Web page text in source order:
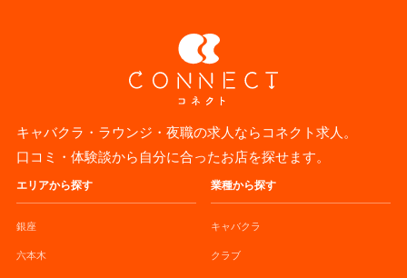
キャバクラ・ラウンジ・夜職の求人ならコネクト求人。
口コミ・体験談から自分に合ったお店を探せます。
エリアから探す
銀座
六本木
業種から探す
キャバクラ
クラブ